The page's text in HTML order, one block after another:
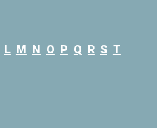
L M N O P Q R S T